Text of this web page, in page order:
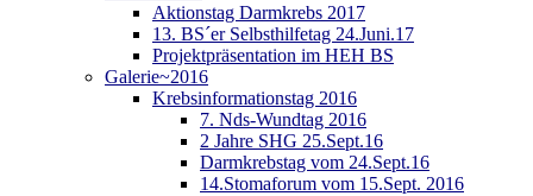
Aktionstag Darmkrebs 2017
13. BS´er Selbsthilfetag 24.Juni.17
Projektpräsentation im HEH BS
Galerie~2016
Krebsinformationstag 2016
7. Nds-Wundtag 2016
2 Jahre SHG 25.Sept.16
Darmkrebstag vom 24.Sept.16
14.Stomaforum vom 15.Sept. 2016